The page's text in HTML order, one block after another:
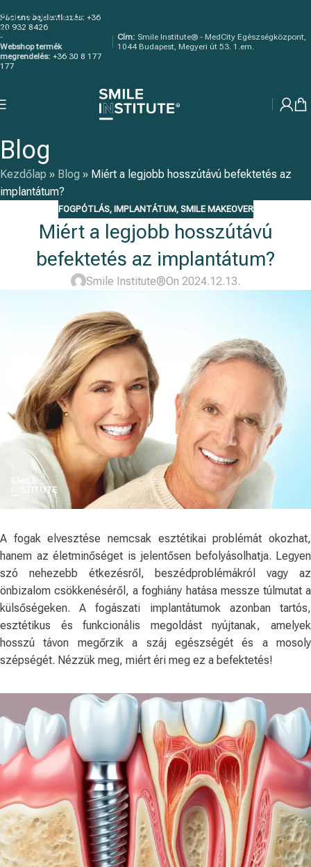
Skip to navigation
Skip to main content
Páciens bejelentkezés: +36
20 932 8426
-
Webshop termék
megrendelés: +36 30 8 177
177
Cím: Smile Institute® - MedCity Egészségközpont,
1044 Budapest, Megyeri út 53. 1.em.
Blog
Kezdőlap » Blog » Miért a legjobb hosszútávú befektetés az
implantátum?
FOGPÓTLÁS, IMPLANTÁTUM, SMILE MAKEOVER
Miért a legjobb hosszútávú
befektetés az implantátum?
Smile Institute®On 2024.12.13.
A fogak elvesztése nemcsak esztétikai problémát okozhat,
hanem az életminőséget is jelentősen befolyásolhatja. Legyen
szó nehezebb étkezésről, beszédproblémákról vagy az
önbizalom csökkenéséről, a foghiány hatása messze túlmutat a
külsőségeken. A fogászati implantátumok azonban tartós,
esztétikus és funkcionális megoldást nyújtanak, amelyek
hosszú távon megőrzik a száj egészségét és a mosoly
szépségét. Nézzük meg, miért éri meg ez a befektetés!